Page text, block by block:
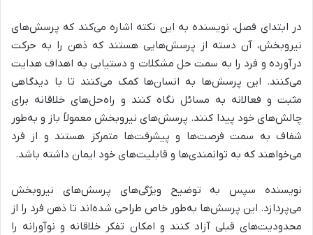
در ابتدای فصل، نویسنده به این نکته اشاره می‌کند که پرسش‌های
نیروبخش، آن دسته از پرسش‌هایی هستند که ذهن را به حرکت
درآورده و فرد را به سمت حل مشکلات و دستیابی به اهداف هدایت
می‌کنند. این پرسش‌ها به انسان‌ها کمک می‌کنند تا با دیدگاهی
مثبت و فعالانه به مسائل نگاه کنند و راه‌حل‌های خلاقانه برای
چالش‌های خود پیدا کنند. پرسش‌های نیروبخش معمولاً باز و به‌طور
شفاف به سمت فرصت‌ها و پیشرفت‌ها متمرکز هستند و از فرد
می‌خواهند که به توانمندی‌ها و قابلیت‌های خود ایمان داشته باشد.
نویسنده سپس به توضیح ویژگی‌های پرسش‌های نیروبخش
می‌پردازد. این پرسش‌ها به‌طور خاص طراحی شده‌اند تا ذهن فرد را از
محدودیت‌های قبلی آزاد کنند و امکان تفکر خلاقانه و نوآورانه را